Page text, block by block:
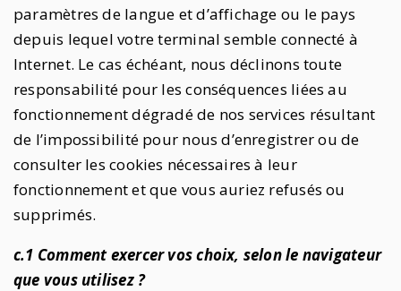
paramètres de langue et d’affichage ou le pays
depuis lequel votre terminal semble connecté à
Internet. Le cas échéant, nous déclinons toute
responsabilité pour les conséquences liées au
fonctionnement dégradé de nos services résultant
de l’impossibilité pour nous d’enregistrer ou de
consulter les cookies nécessaires à leur
fonctionnement et que vous auriez refusés ou
supprimés.
c.1 Comment exercer vos choix, selon le navigateur
que vous utilisez ?